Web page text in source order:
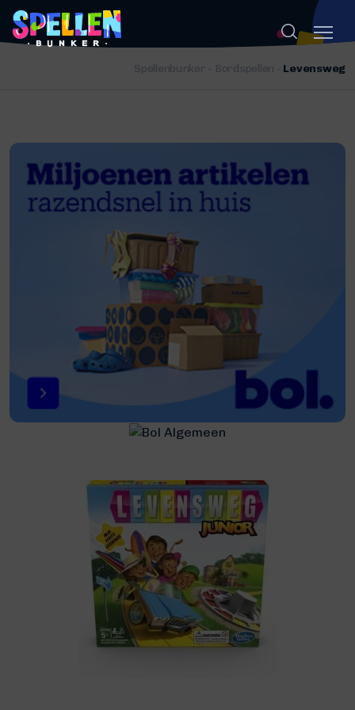
Spellenbunker - Bordspellen - Levensweg